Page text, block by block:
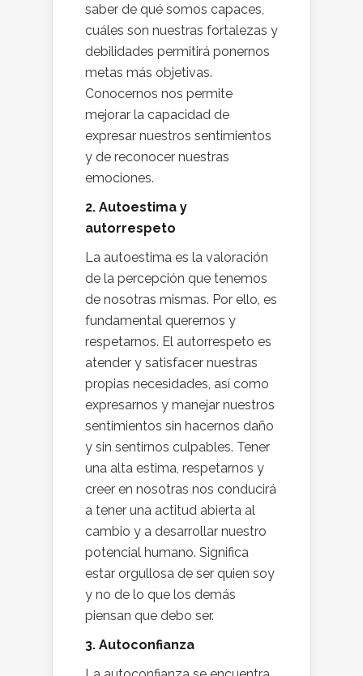
saber de qué somos capaces,
cuáles son nuestras fortalezas y
debilidades permitirá ponernos
metas más objetivas.
Conocernos nos permite
mejorar la capacidad de
expresar nuestros sentimientos
y de reconocer nuestras
emociones.
2. Autoestima y
autorrespeto
La autoestima es la valoración
de la percepción que tenemos
de nosotras mismas. Por ello, es
fundamental querernos y
respetarnos. El autorrespeto es
atender y satisfacer nuestras
propias necesidades, así como
expresarnos y manejar nuestros
sentimientos sin hacernos daño
y sin sentirnos culpables. Tener
una alta estima, respetarnos y
creer en nosotras nos conducirá
a tener una actitud abierta al
cambio y a desarrollar nuestro
potencial humano. Significa
estar orgullosa de ser quien soy
y no de lo que los demás
piensan que debo ser.
3. Autoconfianza